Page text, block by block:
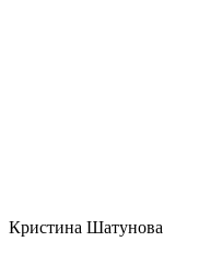
Кристина Шатунова